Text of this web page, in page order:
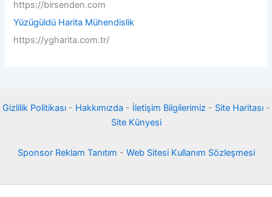
https://birsenden.com
Yüzügüldü Harita Mühendislik
https://ygharita.com.tr/
Gizlilik Politikası- Hakkımızda - İletişim Bilgilerimiz- Site Haritası-
Site Künyesi
Sponsor Reklam Tanıtım - Web Sitesi Kullanım Sözleşmesi